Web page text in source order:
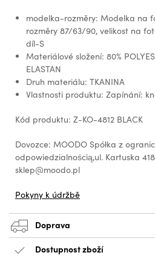
modelka-rozměry: Modelka na
rozměry 87/63/90, velikost na
díl-S
Materiálové složení: 80%
ELASTAN
Druh materiálu: TKANINA
Vlastnosti produktu: Zapínání:
Kód produktu: Z-KO-4812 BLACK
Dovozce: MOODO Spółka z
odpowiedzialnością,ul. Kartuska
sklep@moodo.pl
Pokyny k údržbě
Doprava
Dostupnost zboží